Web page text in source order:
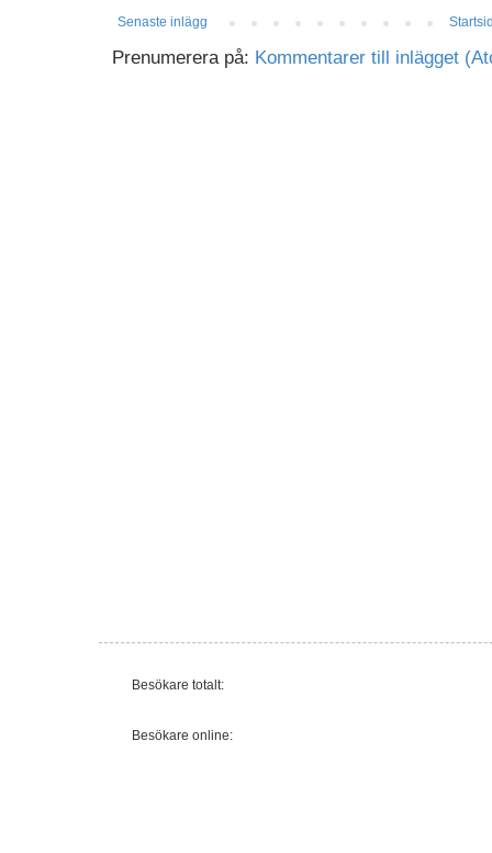
Senaste inlägg
Prenumerera på: Kommentarer till inlägget
Besökare totalt:
Besökare online: